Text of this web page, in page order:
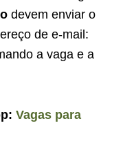
devem enviar o
de e-mail:
a vaga e a
Vagas para